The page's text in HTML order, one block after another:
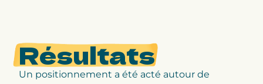
Résultats
Un positionnement a été acté autour de